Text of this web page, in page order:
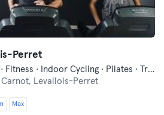
Perret
Desportos de Combate · Fitness · Indoor Cycling · Pilates · Treinos Funcionais · Yoga
Carnot, Levallois-Perret
Max